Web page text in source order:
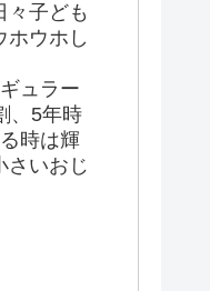
々子ども
ホウホし
ュラー
、5年時
時は輝
さいおじ